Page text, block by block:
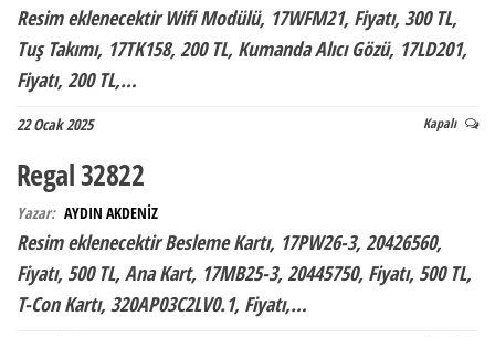
Resim eklenecektir Wifi Modülü, 17WFM21, Fiyatı, 300 TL,
Tuş Takımı, 17TK158, 200 TL, Kumanda Alıcı Gözü, 17LD201,
Fiyatı, 200 TL,…
22 Ocak 2025 Kapalı
Regal 32822
Yazar: AYDIN AKDENİZ
Resim eklenecektir Besleme Kartı, 17PW26-3, 20426560,
Fiyatı, 500 TL, Ana Kart, 17MB25-3, 20445750, Fiyatı, 500 TL,
T-Con Kartı, 320AP03C2LV0.1, Fiyatı,…